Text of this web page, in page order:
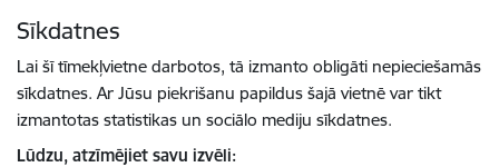
Sīkdatnes
Lai šī tīmekļvietne darbotos, tā izmanto obligāti nepieciešamās
sīkdatnes. Ar Jūsu piekrišanu papildus šajā vietnē var tikt
izmantotas statistikas un sociālo mediju sīkdatnes.
Lūdzu, atzīmējiet savu izvēli: